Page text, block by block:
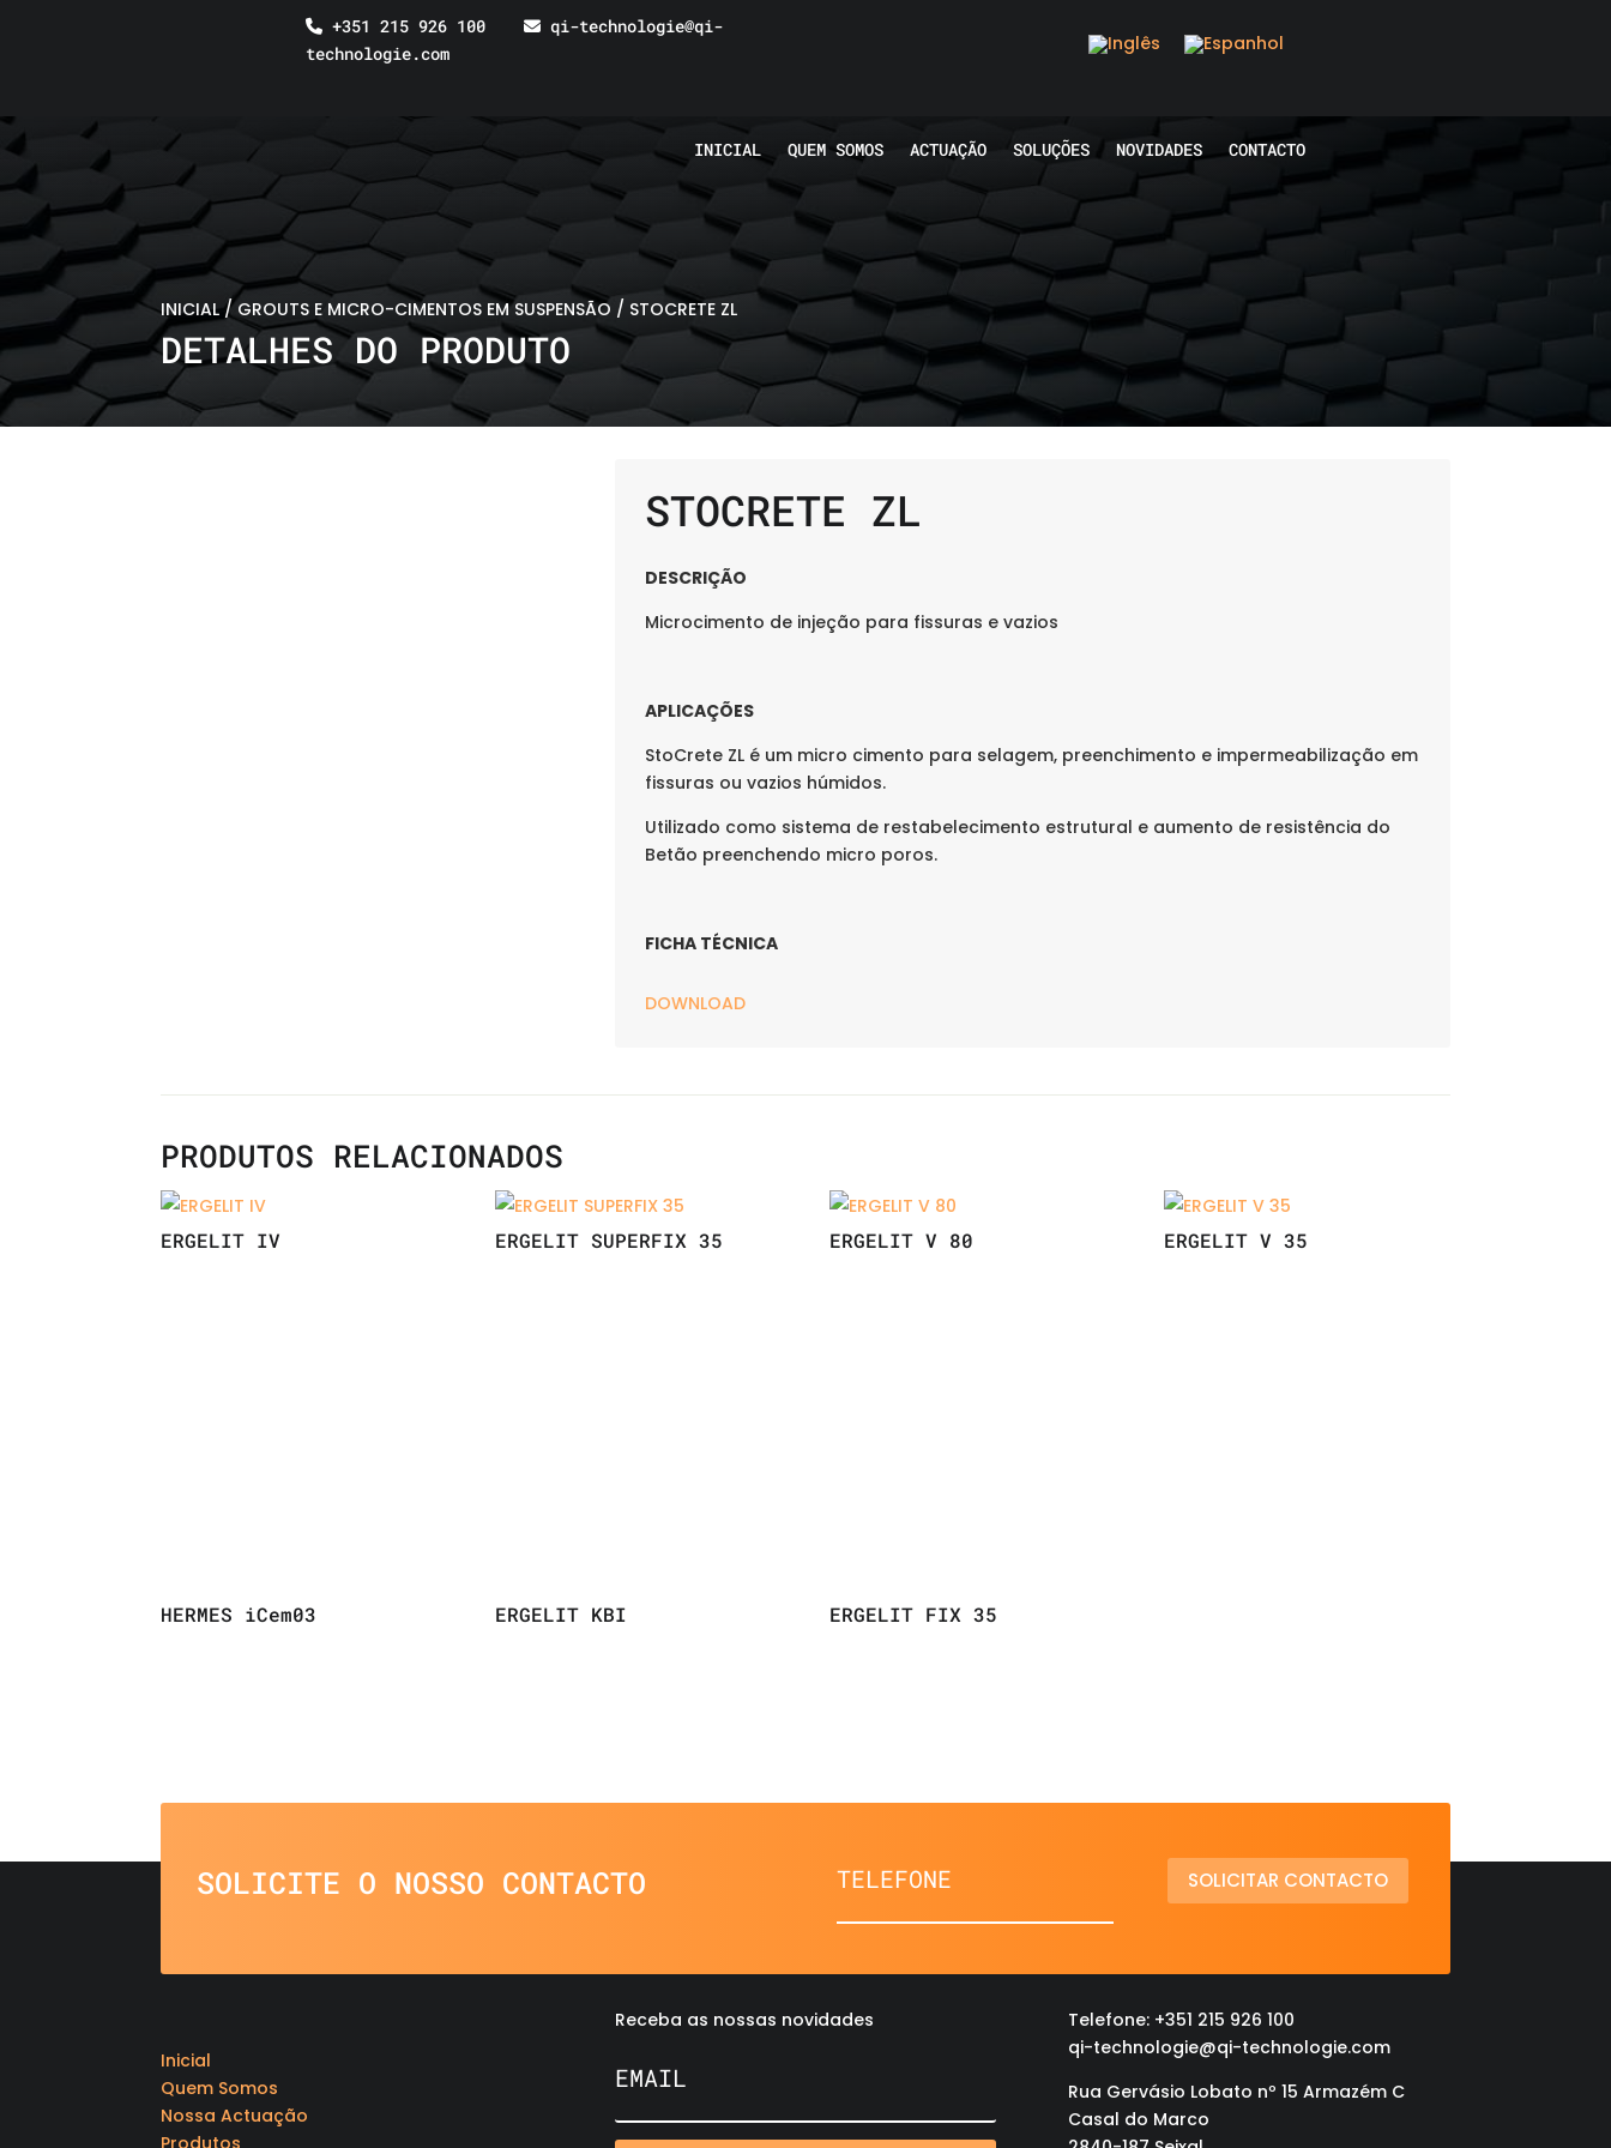
+351 215 926 100
qi-technologie@qi-
technologie.com
INICIAL QUEM SOMOS ACTUAÇÃO SOLUÇÕES NOVIDADES CONTACTO
INICIAL/GROUTS E MICRO-CIMENTOS EM SUSPENSÃO / STOCRETE ZL
DETALHES DO PRODUTO
STOCRETE ZL
DESCRIÇÃO
Microcimento de injeção para fissuras e vazios
APLICAÇÕES
StoCrete ZL é um micro cimento para selagem, preenchimento e impermeabilização em
fissuras ou vazios húmidos.
Utilizado como sistema de restabelecimento estrutural e aumento de resistência do
Betão preenchendo micro poros.
FICHA TÉCNICA
DOWNLOAD
PRODUTOS RELACIONADOS
ERGELIT IV ERGELIT SUPERFIX 35 ERGELIT V 80 ERGELIT V 35
HERMES iCem03 ERGELIT KBI ERGELIT FIX 35
SOLICITE O NOSSO CONTACTO SOLICITAR CONTACTO
Inicial
Quem Somos
Nossa Actuação
Receba as nossas novidades
Telefone: +351 215 926 100
qi-technologie@qi-technologie.com
Rua Gervásio Lobato nº 15 Armazém C
Casal do Marco